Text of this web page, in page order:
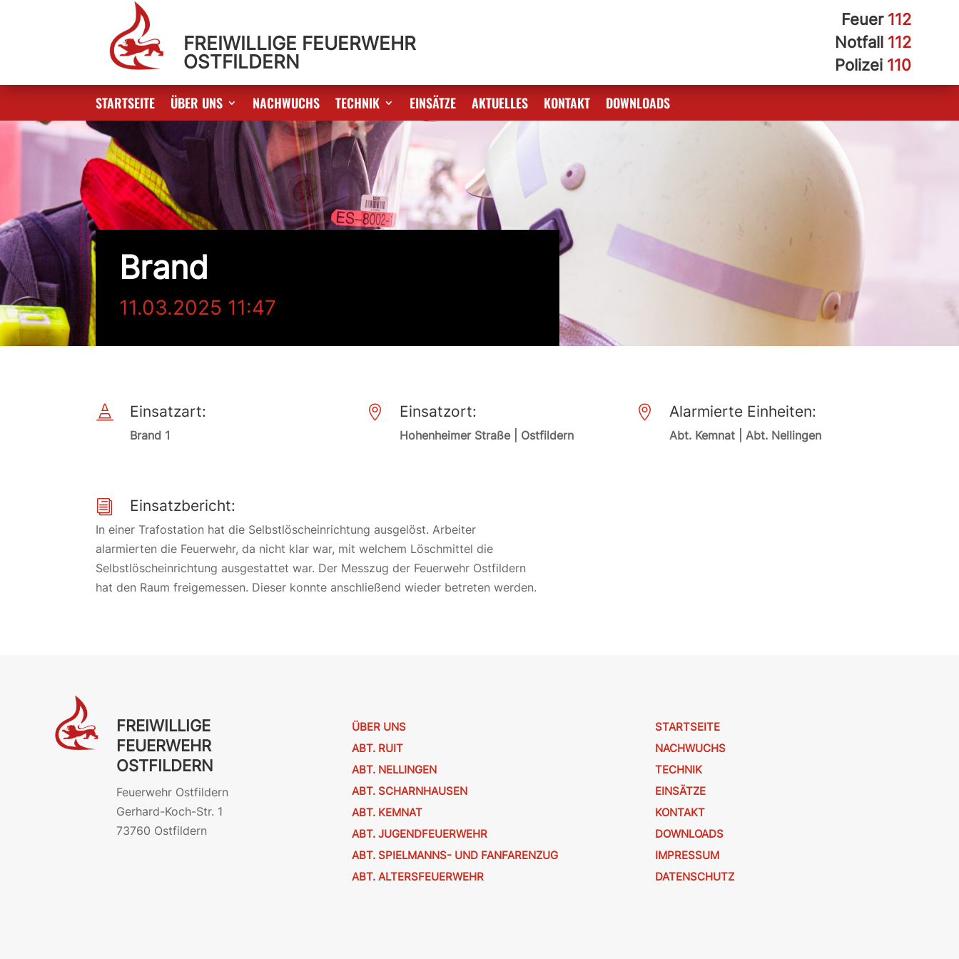
FREIWILLIGE FEUERWEHR
OSTFILDERN
Feuer 112
Notfall 112
Polizei 110
STARTSEITE ÜBER UNS NACHWUCHS TECHNIK EINSÄTZE AKTUELLES KONTAKT DOWNLOADS
Brand
11.03.2025 11:47
 Einsatzart:
Brand 1
 Einsatzort:
Hohenheimer Straße | Ostfildern
 Alarmierte Einheiten:
Abt. Kemnat | Abt. Nellingen
i Einsatzbericht:
In einer Trafostation hat die Selbstlöscheinrichtung ausgelöst. Arbeiter
alarmierten die Feuerwehr, da nicht klar war, mit welchem Löschmittel die
Selbstlöscheinrichtung ausgestattet war. Der Messzug der Feuerwehr Ostfildern
hat den Raum freigemessen. Dieser konnte anschließend wieder betreten werden.
FREIWILLIGE
FEUERWEHR
OSTFILDERN
Feuerwehr Ostfildern
Gerhard-Koch-Str. 1
73760 Ostfildern
ÜBER UNS
ABT. RUIT
ABT. NELLINGEN
ABT. SCHARNHAUSEN
ABT. KEMNAT
ABT. JUGENDFEUERWEHR
ABT. SPIELMANNS- UND FANFARENZUG
ABT. ALTERSFEUERWEHR
STARTSEITE
NACHWUCHS
TECHNIK
EINSÄTZE
KONTAKT
DOWNLOADS
IMPRESSUM
DATENSCHUTZ